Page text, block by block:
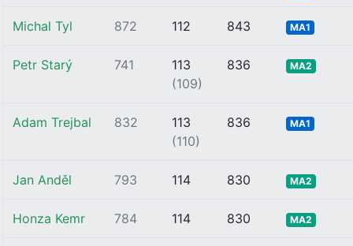
Michal Tyl 872 112 843 MA1
Petr Starý 741
113
(109)
836 MA2
Adam Trejbal 832
113
(110)
836 MA1
Jan Anděl 793 114 830 MA2
Honza Kemr 784 114 830 MA2